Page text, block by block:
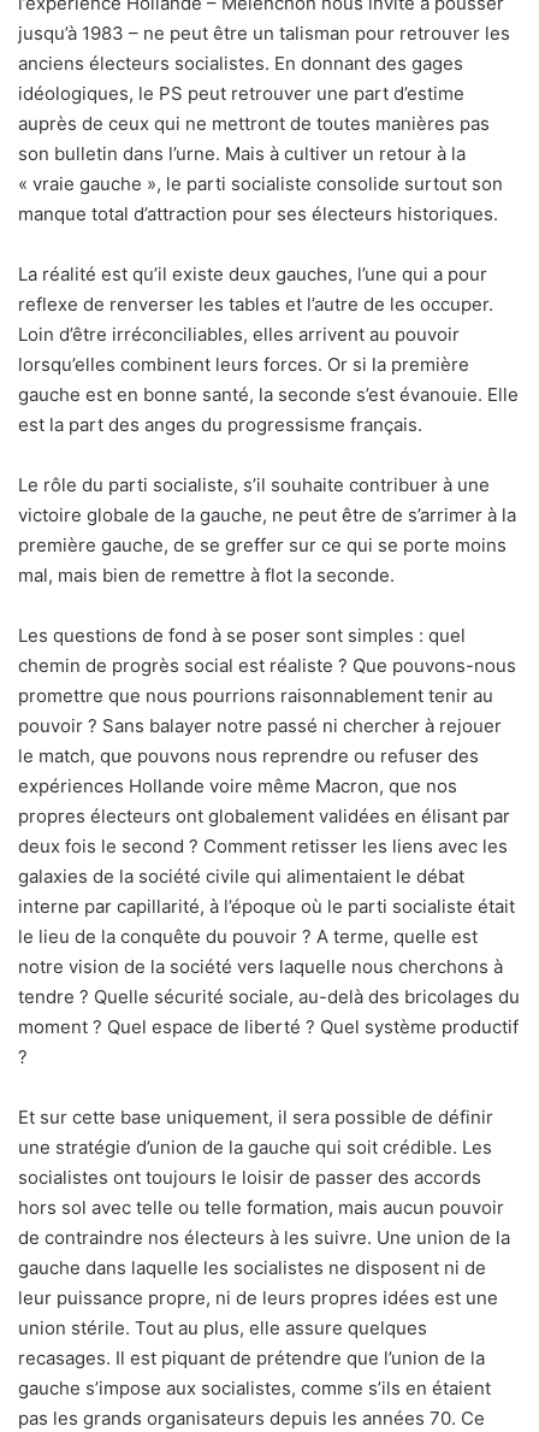
jusqu’à 1983 – ne peut être un talisman pour retrouver les
anciens électeurs socialistes. En donnant des gages
idéologiques, le PS peut retrouver une part d’estime
auprès de ceux qui ne mettront de toutes manières pas
son bulletin dans l’urne. Mais à cultiver un retour à la
« vraie gauche », le parti socialiste consolide surtout son
manque total d’attraction pour ses électeurs historiques.
La réalité est qu’il existe deux gauches, l’une qui a pour
reflexe de renverser les tables et l’autre de les occuper.
Loin d’être irréconciliables, elles arrivent au pouvoir
lorsqu’elles combinent leurs forces. Or si la première
gauche est en bonne santé, la seconde s’est évanouie. Elle
est la part des anges du progressisme français.
Le rôle du parti socialiste, s’il souhaite contribuer à une
victoire globale de la gauche, ne peut être de s’arrimer à la
première gauche, de se greffer sur ce qui se porte moins
mal, mais bien de remettre à flot la seconde.
Les questions de fond à se poser sont simples : quel
chemin de progrès social est réaliste ? Que pouvons-nous
promettre que nous pourrions raisonnablement tenir au
pouvoir ? Sans balayer notre passé ni chercher à rejouer
le match, que pouvons nous reprendre ou refuser des
expériences Hollande voire même Macron, que nos
propres électeurs ont globalement validées en élisant par
deux fois le second ? Comment retisser les liens avec les
galaxies de la société civile qui alimentaient le débat
interne par capillarité, à l’époque où le parti socialiste était
le lieu de la conquête du pouvoir ? A terme, quelle est
notre vision de la société vers laquelle nous cherchons à
tendre ? Quelle sécurité sociale, au-delà des bricolages du
moment ? Quel espace de liberté ? Quel système productif
?
Et sur cette base uniquement, il sera possible de définir
une stratégie d’union de la gauche qui soit crédible. Les
socialistes ont toujours le loisir de passer des accords
hors sol avec telle ou telle formation, mais aucun pouvoir
de contraindre nos électeurs à les suivre. Une union de la
gauche dans laquelle les socialistes ne disposent ni de
leur puissance propre, ni de leurs propres idées est une
union stérile. Tout au plus, elle assure quelques
recasages. Il est piquant de prétendre que l’union de la
gauche s’impose aux socialistes, comme s’ils en étaient
pas les grands organisateurs depuis les années 70. Ce